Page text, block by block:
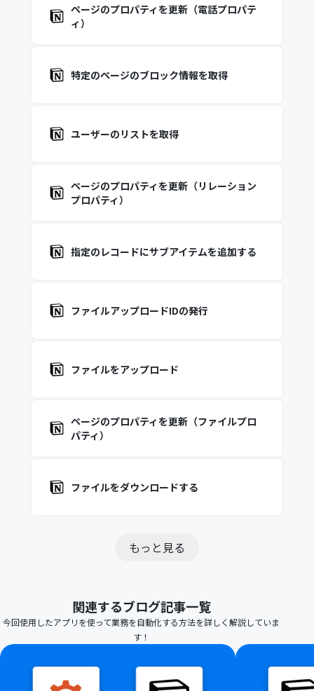
ページのプロパティを更新（電話プロパテ
ィ）
特定のページのブロック情報を取得
ユーザーのリストを取得
ページのプロパティを更新（リレーション
プロパティ）
指定のレコードにサブアイテムを追加する
ファイルアップロードIDの発行
ファイルをアップロード
ページのプロパティを更新（ファイルプロ
パティ）
ファイルをダウンロードする
もっと見る
関連するブログ記事一覧
今回使用したアプリを使って業務を自動化する方法を詳しく解説していま
す！